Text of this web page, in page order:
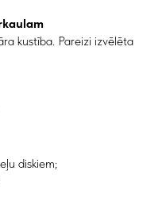
kustība. Pareizi izvēlēta
diskiem;